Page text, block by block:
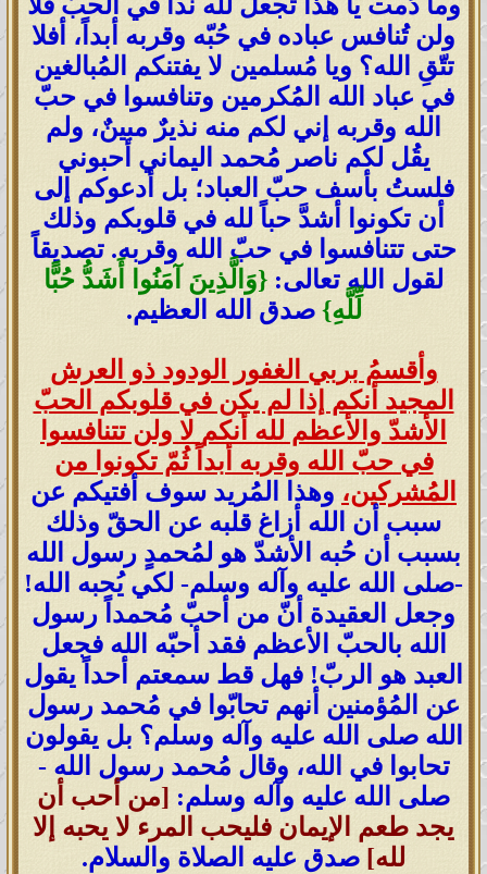
ولن تُنافس عباده في حُبّه وقربه أبداً، أفلا
تتّقِ الله؟ ويا مُسلمين لا يفتنكم المُبالغين
في عباد الله المُكرمين وتنافسوا في حبّ
الله وقربه إني لكم منه نذيرٌ مبينٌ، ولم
يقُل لكم ناصر مُحمد اليماني أحبوني
فلستُ بأسف حبّ العباد؛ بل أدعوكم إلى
أن تكونوا أشدَّ حباً لله في قلوبكم وذلك
حتى تتنافسوا في حبّ الله وقربه. تصديقاً
لقول الله تعالى: {وَالَّذِينَ آمَنُوا أَشَدُّ حُبًّا
لِّلَّهِ} صدق الله العظيم.
وأقسمُ بربي الغفور الودود ذو العرش
المجيد أنكم إذا لم يكن في قلوبكم الحبّ
الأشدّ والأعظم لله أنكم لا ولن تتنافسوا
في حبّ الله وقربه أبداً ثُمّ تكونوا من
المُشركين، وهذا المُريد سوف أفتيكم عن
سبب أن الله أزاغ قلبه عن الحقّ وذلك
بسبب أن حُبه الأشدّ هو لمُحمدٍ رسول الله
-صلى الله عليه وآله وسلم- لكي يُحبه الله!
وجعل العقيدة أنّ من أحبّ مُحمداً رسول
الله بالحبّ الأعظم فقد أحبّه الله فجعل
العبد هو الربّ! فهل قط سمعتم أحداً يقول
عن المُؤمنين أنهم تحابّوا في مُحمد رسول
الله صلى الله عليه وآله وسلم؟ بل يقولون
تحابوا في الله، وقال مُحمد رسول الله -
صلى الله عليه وآله وسلم: [من أحب أن
يجد طعم الإيمان فليحب المرء لا يحبه إلا
لله] صدق عليه الصلاة والسلام.